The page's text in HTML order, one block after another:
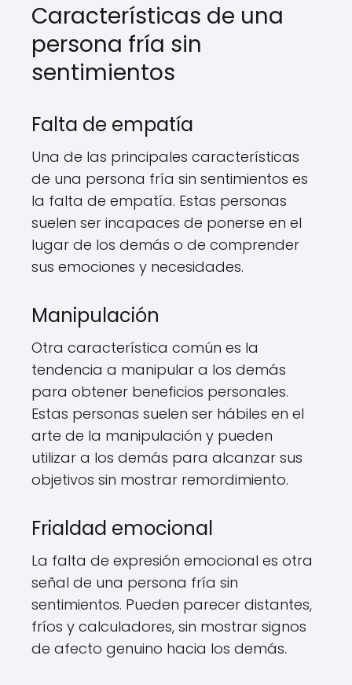
Características de una
persona fría sin
sentimientos
Falta de empatía
Una de las principales características
de una persona fría sin sentimientos es
la falta de empatía. Estas personas
suelen ser incapaces de ponerse en el
lugar de los demás o de comprender
sus emociones y necesidades.
Manipulación
Otra característica común es la
tendencia a manipular a los demás
para obtener beneficios personales.
Estas personas suelen ser hábiles en el
arte de la manipulación y pueden
utilizar a los demás para alcanzar sus
objetivos sin mostrar remordimiento.
Frialdad emocional
La falta de expresión emocional es otra
señal de una persona fría sin
sentimientos. Pueden parecer distantes,
fríos y calculadores, sin mostrar signos
de afecto genuino hacia los demás.